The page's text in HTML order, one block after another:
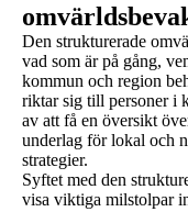
Den strukturerade
vad som är på gång,
kommun och region
riktar sig till personer i
av att få en översikt
underlag för lokal och
strategier.
Syftet med den
visa viktiga milstolpar